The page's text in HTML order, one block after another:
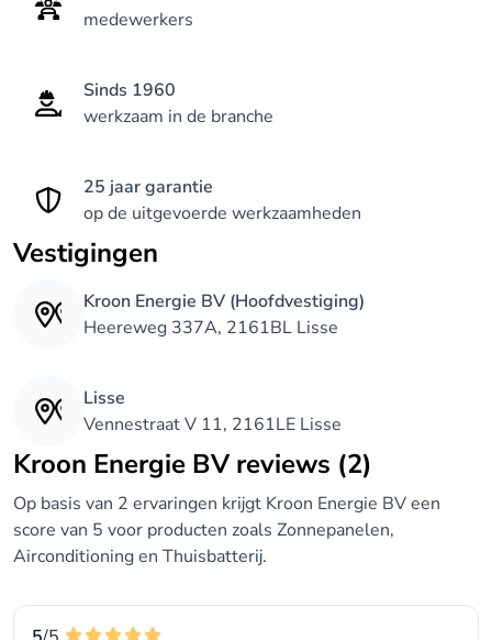
geschiedenis. Wanneer u terugkijkt, wat wilt u dan
zeggen? "Ach ja, hij was ook goedkoop," of
geloven we in het laatste, want ware kwaliteit en
duurzaamheid zijn onbetaalbaar.
medewerkers
Sinds 1960
werkzaam in de branche
25 jaar garantie
op de uitgevoerde werkzaamheden
Vestigingen
Kroon Energie BV (Hoofdvestiging)
Heereweg 337A, 2161BL Lisse
Lisse
Vennestraat V 11, 2161LE Lisse
Kroon Energie BV reviews (2)
Op basis van 2 ervaringen krijgt Kroon Energie BV een
score van 5 voor producten zoals Zonnepanelen,
Airconditioning en Thuisbatterij.